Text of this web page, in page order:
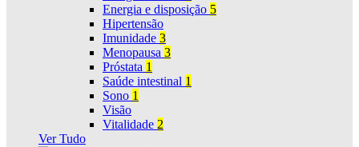
Energia e disposição 5
Hipertensão
Imunidade 3
Menopausa 3
Próstata 1
Saúde intestinal 1
Sono 1
Visão
Vitalidade 2
Ver Tudo